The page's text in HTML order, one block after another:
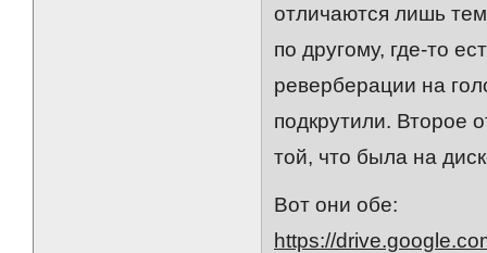
отличаются лишь
по другому, где-то
реверберации на
подкрутили. Второе
той, что была на
Вот они обе:
https://